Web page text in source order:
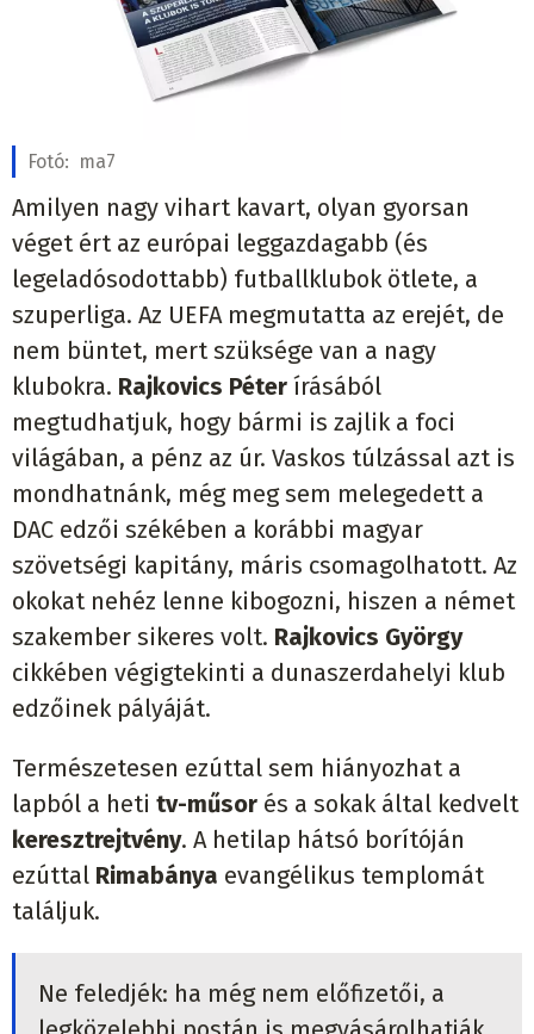
Fotó: ma7
Amilyen nagy vihart kavart, olyan gyorsan
véget ért az európai leggazdagabb (és
legeladósodottabb) futballklubok ötlete, a
szuperliga. Az UEFA megmutatta az erejét, de
nem büntet, mert szüksége van a nagy
klubokra. Rajkovics Péter írásából
megtudhatjuk, hogy bármi is zajlik a foci
világában, a pénz az úr. Vaskos túlzással azt is
mondhatnánk, még meg sem melegedett a
DAC edzői székében a korábbi magyar
szövetségi kapitány, máris csomagolhatott. Az
okokat nehéz lenne kibogozni, hiszen a német
szakember sikeres volt. Rajkovics György
cikkében végigtekinti a dunaszerdahelyi klub
edzőinek pályáját.
Természetesen ezúttal sem hiányozhat a
lapból a heti tv-műsor és a sokak által kedvelt
keresztrejtvény. A hetilap hátsó borítóján
ezúttal Rimabánya evangélikus templomát
találjuk.
Ne feledjék: ha még nem előfizetői, a